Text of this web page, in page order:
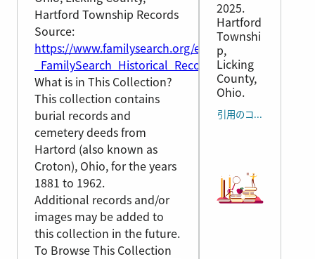
Hartford Township Records
Source:
https://www.familysearch.org/en/wiki/
_FamilySearch_Historical_Records
What is in This Collection?
This collection contains
burial records and
cemetery deeds from
Hartord (also known as
Croton), Ohio, for the years
1881 to 1962.
Additional records and/or
images may be added to
this collection in the future.
To Browse This Collection
2025.
Hartford
Townshi
p,
Licking
County,
Ohio.
引用のコピー